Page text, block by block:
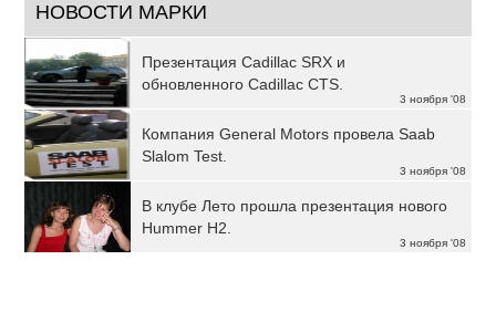
НОВОСТИ МАРКИ
3 ноября '08
Презентация Cadillac SRX и
обновленного Cadillac CTS.
3 ноября '08
Компания General Motors провела Saab
Slalom Test.
3 ноября '08
В клубе Лето прошла презентация нового
Hummer H2.